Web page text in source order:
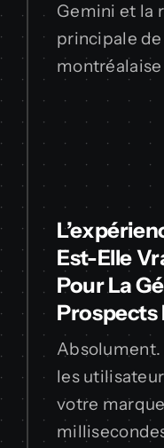
Gemini et la
principale
Est-Elle
Pour La
Prospects
les
votre